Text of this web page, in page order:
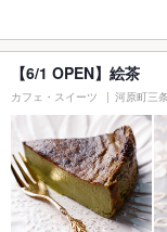
【6/1 OPEN】絵茶
カフェ・スイーツ 河原町三条